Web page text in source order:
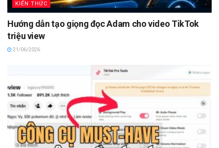
KIẾN THỨC
Hướng dẫn tạo giọng đọc Adam cho video TikTok
triệu view
21/06/2026